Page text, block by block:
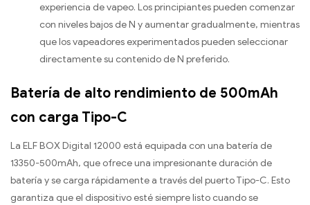
experiencia de vapeo. Los principiantes pueden comenzar
con niveles bajos de N y aumentar gradualmente, mientras
que los vapeadores experimentados pueden seleccionar
directamente su contenido de N preferido.
Batería de alto rendimiento de 500mAh
con carga Tipo-C
La ELF BOX Digital 12000 está equipada con una batería de
13350-500mAh, que ofrece una impresionante duración de
batería y se carga rápidamente a través del puerto Tipo-C. Esto
garantiza que el dispositivo esté siempre listo cuando se